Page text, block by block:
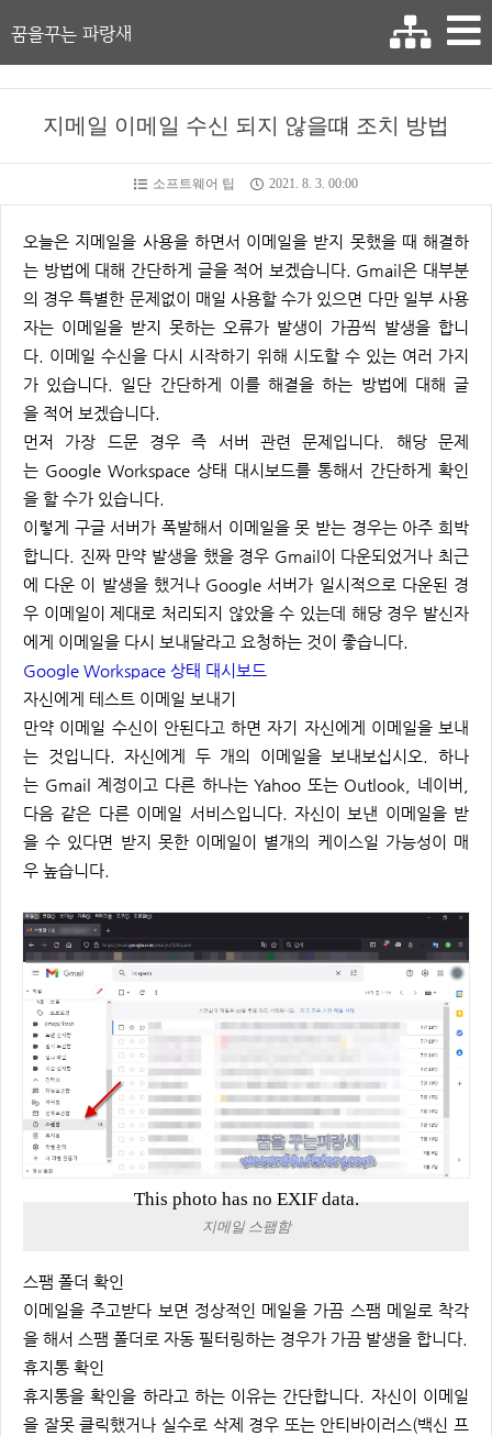
꿈을꾸는 파랑새
지메일 이메일 수신 되지 않을떄 조치 방법
소프트웨어 팁 2021. 8. 3. 00:00
오늘은 지메일을 사용을 하면서 이메일을 받지 못했을 때 해결하
는 방법에 대해 간단하게 글을 적어 보겠습니다. Gmail은 대부분
의 경우 특별한 문제없이 매일 사용할 수가 있으면 다만 일부 사용
자는 이메일을 받지 못하는 오류가 발생이 가끔씩 발생을 합니
다. 이메일 수신을 다시 시작하기 위해 시도할 수 있는 여러 가지
가 있습니다. 일단 간단하게 이를 해결을 하는 방법에 대해 글
을 적어 보겠습니다.
먼저 가장 드문 경우 즉 서버 관련 문제입니다. 해당 문제
는 Google Workspace 상태 대시보드를 통해서 간단하게 확인
을 할 수가 있습니다.
이렇게 구글 서버가 폭발해서 이메일을 못 받는 경우는 아주 희박
합니다. 진짜 만약 발생을 했을 경우 Gmail이 다운되었거나 최근
에 다운 이 발생을 했거나 Google 서버가 일시적으로 다운된 경
우 이메일이 제대로 처리되지 않았을 수 있는데 해당 경우 발신자
에게 이메일을 다시 보내달라고 요청하는 것이 좋습니다.
Google Workspace 상태 대시보드
자신에게 테스트 이메일 보내기
만약 이메일 수신이 안된다고 하면 자기 자신에게 이메일을 보내
는 것입니다. 자신에게 두 개의 이메일을 보내보십시오. 하나
는 Gmail 계정이고 다른 하나는 Yahoo 또는 Outlook, 네이버,
다음 같은 다른 이메일 서비스입니다. 자신이 보낸 이메일을 받
을 수 있다면 받지 못한 이메일이 별개의 케이스일 가능성이 매
우 높습니다.
This photo has no EXIF data.
지메일 스팸함
스팸 폴더 확인
이메일을 주고받다 보면 정상적인 메일을 가끔 스팸 메일로 착각
을 해서 스팸 폴더로 자동 필터링하는 경우가 가끔 발생을 합니다.
휴지통 확인
휴지통을 확인을 하라고 하는 이유는 간단합니다. 자신이 이메일
을 잘못 클릭했거나 실수로 삭제 경우 또는 안티바이러스(백신 프